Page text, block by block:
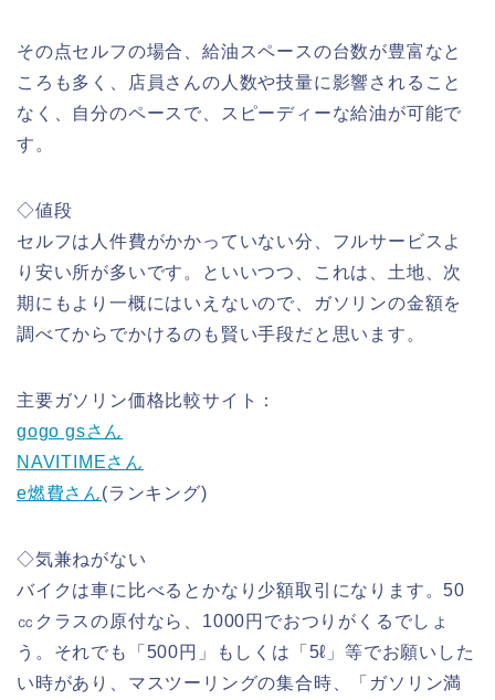
その点セルフの場合、給油スペースの台数が豊富なと
ころも多く、店員さんの人数や技量に影響されること
なく、自分のペースで、スピーディーな給油が可能で
す。
◇値段
セルフは人件費がかかっていない分、フルサービスよ
り安い所が多いです。といいつつ、これは、土地、次
期にもより一概にはいえないので、ガソリンの金額を
調べてからでかけるのも賢い手段だと思います。
主要ガソリン価格比較サイト：
gogo gsさん
NAVITIMEさん
e燃費さん(ランキング)
◇気兼ねがない
バイクは車に比べるとかなり少額取引になります。50
㏄クラスの原付なら、1000円でおつりがくるでしょ
う。それでも「500円」もしくは「5ℓ」等でお願いした
い時があり、マスツーリングの集合時、「ガソリン満